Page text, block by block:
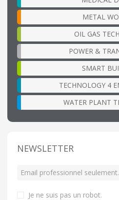
METAL
OIL GAS
POWER &
SMART
TECHNOLOGY 4
WATER PLANT
NEWSLETTER
Je ne suis pas un robot.